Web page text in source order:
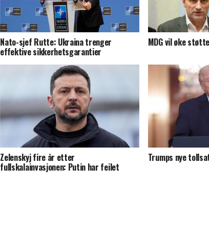
Nato-sjef Rutte: Ukraina trenger
effektive sikkerhetsgarantier
MDG vil øke
Zelenskyj fire år etter
fullskalainvasjonen: Putin har feilet
Trumps nye